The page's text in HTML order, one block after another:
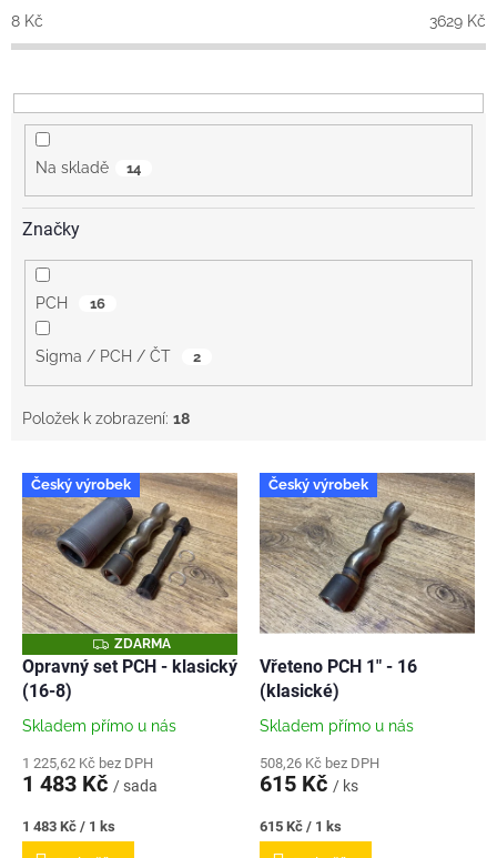
o
d
k
t
8 Kč 3629 Kč
Na skladě 14
Značky
PCH 16
Sigma / PCH / ČT 2
Položek k zobrazení: 18
V Český výrobek
Z
D
A
A
ZDARMA
Opravný set PCH - klasický
(16-8)
Skladem přímo u nás
1 225,62 Kč bez DPH
1 483 Kč / sada
Měrná
cena:
1 483 Kč / 1 ks
Český výrobek
Vřeteno PCH 1" - 16
(klasické)
Skladem přímo u nás
508,26 Kč bez DPH
615 Kč / ks
Měrná
cena:
615 Kč / 1 ks